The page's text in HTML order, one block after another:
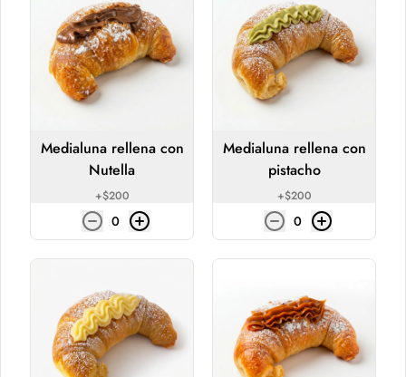
Medialuna rellena pistacho
Medialuna rellena con crema de pistacho
y pistacho molido
Pastelería 🍪
Galletón chips de chocolate
Galletón de 100 grs. 15 cms diametro,
Medialuna rellena con
Nutella
+$200
0
Medialuna rellena con
pistacho
+$200
0